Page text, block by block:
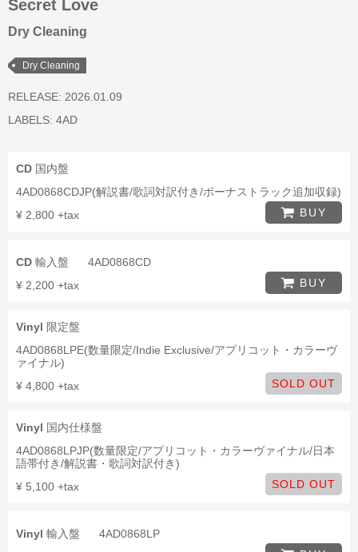
Secret Love
Dry Cleaning
Dry Cleaning
RELEASE: 2026.01.09
LABELS: 4AD
CD 国内盤
4AD0868CDJP(解説書/歌詞対訳付き/ボーナストラック追加収録)
¥ 2,800 +tax
BUY
CD 輸入盤
4AD0868CD
¥ 2,200 +tax
BUY
Vinyl 限定盤
4AD0868LPE(数量限定/Indie Exclusive/アプリコット・カラーヴ
ァイナル)
¥ 4,800 +tax
SOLD OUT
Vinyl 国内仕様盤
4AD0868LPJP(数量限定/アプリコット・カラーヴァイナル/日本
語帯付き/解説書・歌詞対訳付き)
¥ 5,100 +tax
SOLD OUT
Vinyl 輸入盤
4AD0868LP